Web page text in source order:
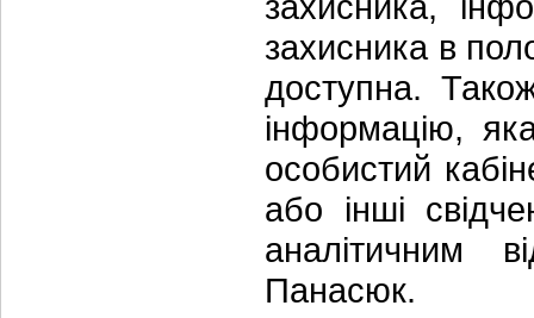
захисника в
доступна.
інформацію,
особистий
або інші
аналітичним
Панасюк.